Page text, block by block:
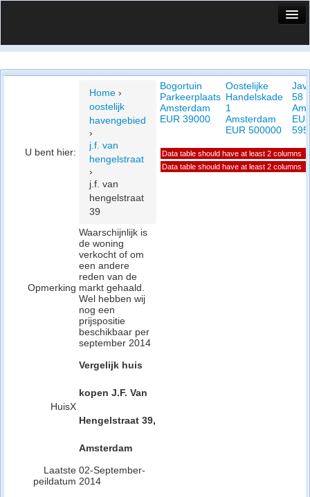
Vergelijk prijsposities - wijk
U bent hier:
Home ›
oostelijk
havengebied
›
j.f. van
hengelstraat
›
j.f. van
hengelstraat
39
Opmerking
Waarschijnlijk is
de woning
verkocht of om
een andere
reden van de
markt gehaald.
Wel hebben wij
nog een
prijspositie
beschikbaar per
september 2014
HuisX
Vergelijk huis
kopen J.F. Van
Hengelstraat 39,
Amsterdam
Laatste
peildatum
02-September-
2014
Bogortuin
Parkeerplaats
Amsterdam
EUR 39000
Oostelijke
Handelskade
1
Amsterdam
EUR 500000
58
Data table should have at least 2 columns
Data table should have at least 2 columns